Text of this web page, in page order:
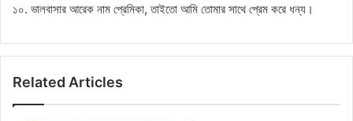
১০. ভালবাসার আরেক নাম প্রেমিকা, তাইতো আমি তোমার সাথে প্রেম করে ধন্য।
Related Articles